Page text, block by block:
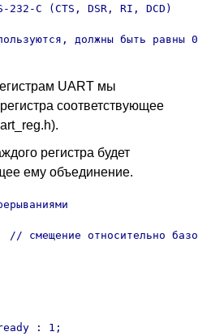
232-C (CTS, DSR, RI, DCD)
UART мы
соответствующее
регистра будет
ему объединение.
относительно
: 1;